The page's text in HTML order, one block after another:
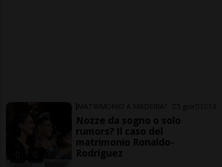
MATRIMONIO A MADEIRA? 5 gior 1 13
Nozze da sogno o solo
rumors? Il caso del
matrimonio Ronaldo-
Rodríguez